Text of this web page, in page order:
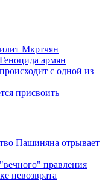
Мкртчян
армян
с одной из
присвоить
Пашиняна отрывает
правления
невозврата